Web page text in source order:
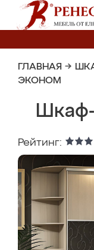
ГЛАВНАЯ →
ЭКОНОМ
Рейтинг: